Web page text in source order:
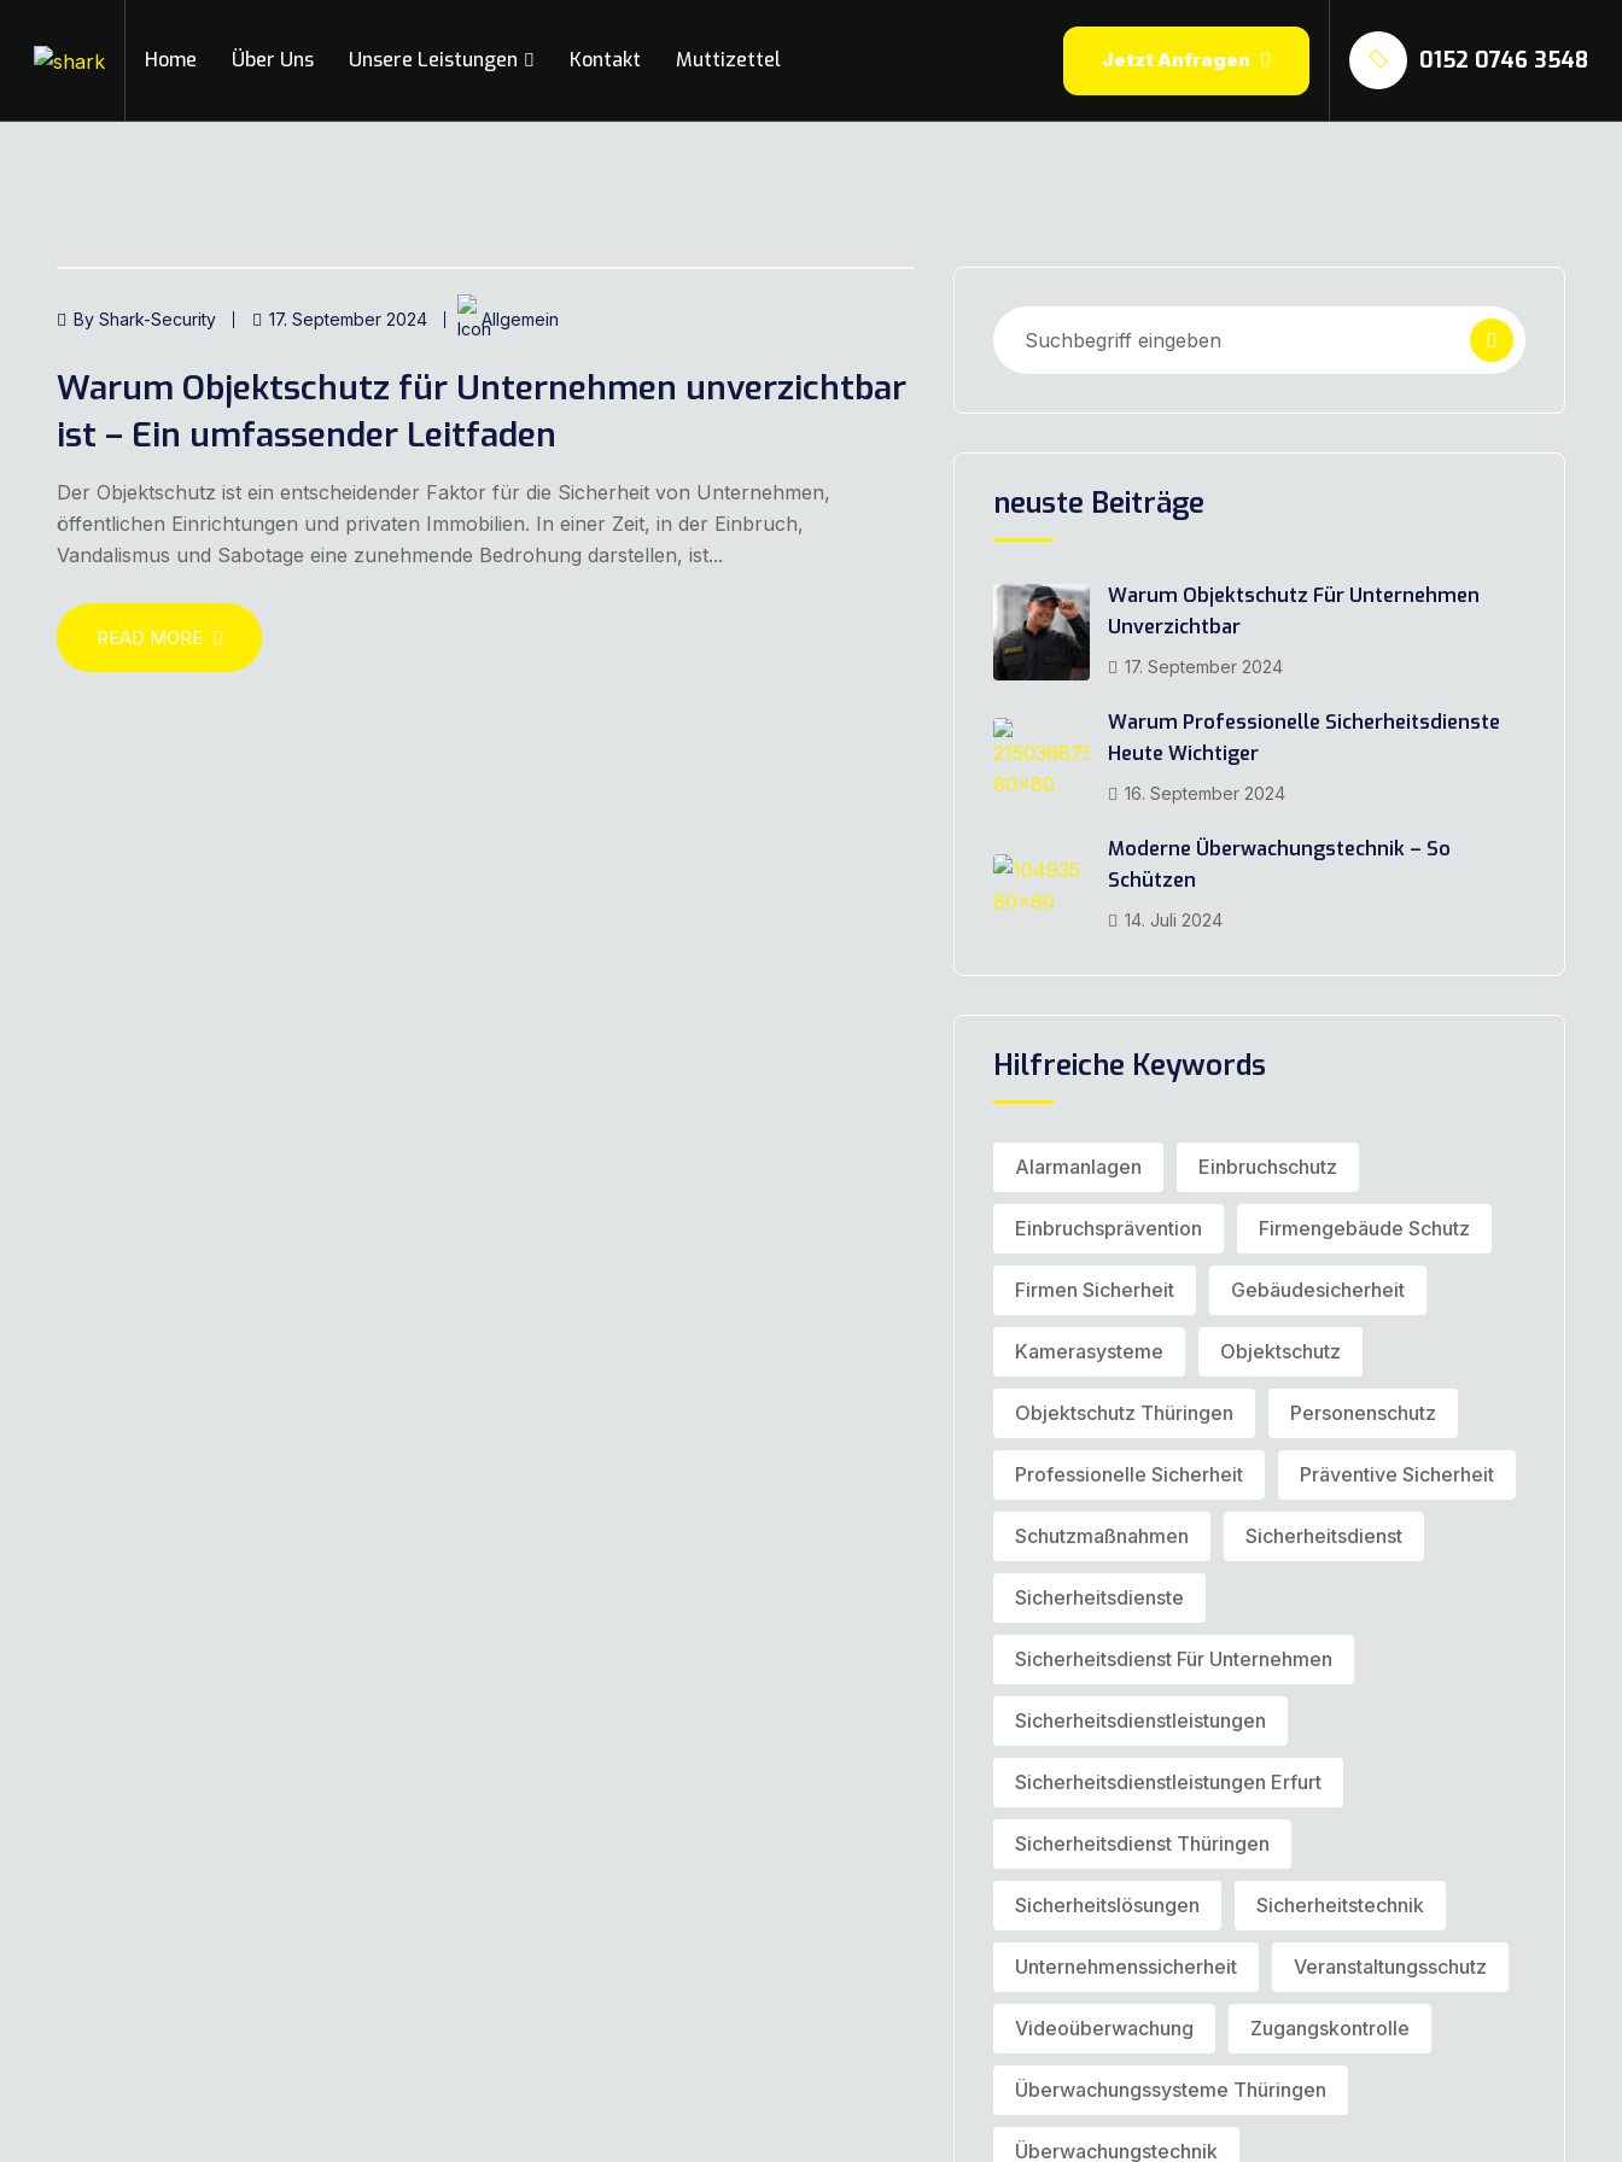
Home Über Uns Unsere Leistungen Kontakt Muttizettel Jetzt Anfragen 0152 0746 3548
By Shark-Security 17. September 2024 Allgemein
Warum Objektschutz für Unternehmen unverzichtbar
ist – Ein umfassender Leitfaden
Der Objektschutz ist ein entscheidender Faktor für die Sicherheit von Unternehmen,
öffentlichen Einrichtungen und privaten Immobilien. In einer Zeit, in der Einbruch,
Vandalismus und Sabotage eine zunehmende Bedrohung darstellen, ist...
READ MORE
neuste Beiträge
Warum Objektschutz Für Unternehmen
Unverzichtbar
17. September 2024
Warum Professionelle Sicherheitsdienste
Heute Wichtiger
16. September 2024
Moderne Überwachungstechnik – So
Schützen
14. Juli 2024
Hilfreiche Keywords
Alarmanlagen Einbruchschutz
Einbruchsprävention Firmengebäude Schutz
Firmen Sicherheit Gebäudesicherheit
Kamerasysteme Objektschutz
Objektschutz Thüringen Personenschutz
Professionelle Sicherheit Präventive Sicherheit
Schutzmaßnahmen Sicherheitsdienst
Sicherheitsdienste
Sicherheitsdienst Für Unternehmen
Sicherheitsdienstleistungen
Sicherheitsdienstleistungen Erfurt
Sicherheitsdienst Thüringen
Sicherheitslösungen Sicherheitstechnik
Unternehmenssicherheit Veranstaltungsschutz
Videoüberwachung Zugangskontrolle
Überwachungssysteme Thüringen
Überwachungstechnik